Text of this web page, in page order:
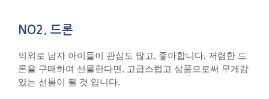
NO2. 드론
의외로 남자 아이들이 관심도 많고, 좋아합니다. 저렴한 드
론을 구매하여 선물한다면, 고급스럽고 상품으로써 무게감
있는 선물이 될 것 입니다.